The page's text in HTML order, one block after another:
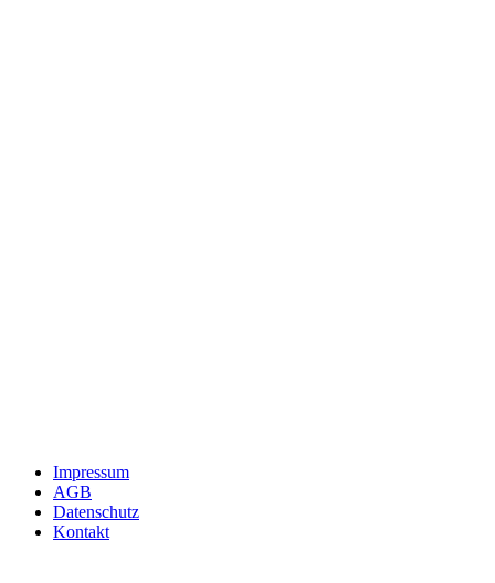
Impressum
AGB
Datenschutz
Kontakt